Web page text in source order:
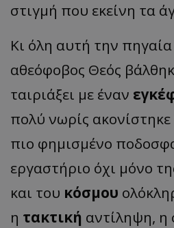
στιγμή που εκείνη τα
Κι όλη αυτή την πηγαία
αθεόφοβος Θεός
ταιριάξει με έναν
πολύ νωρίς
πιο φημισμένο
εργαστήριο όχι μόνο
και του κόσμου
η τακτική αντίληψη, η